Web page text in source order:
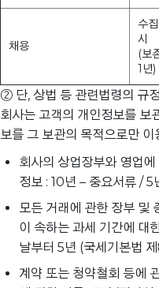
채용
수
시
(보
1년)
② 단, 상법 등 관련법령의 규
회사는 고객의 개인정보를 보
보를 그 보관의 목적으로만
회사의 상업장부와 영업
정보 : 10년 – 중요서류 /
모든 거래에 관한 장부 및
이 속하는 과세 기간에 대
날부터 5년 (국세기본법
계약 또는 청약철회 등에